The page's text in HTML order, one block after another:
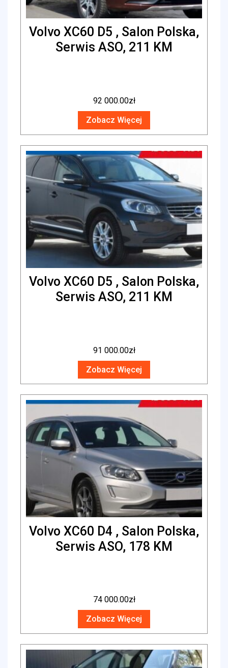
Volvo XC60 D5 , Salon Polska,
Serwis ASO, 211 KM
92 000.00zł
Zobacz Więcej
Volvo XC60 D5 , Salon Polska,
Serwis ASO, 211 KM
91 000.00zł
Zobacz Więcej
Volvo XC60 D4 , Salon Polska,
Serwis ASO, 178 KM
74 000.00zł
Zobacz Więcej